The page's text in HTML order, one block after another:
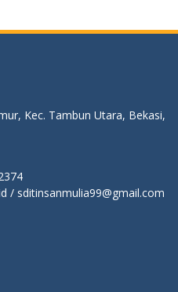
Kec. Tambun Utara, Bekasi,
/ sditinsanmulia99@gmail.com